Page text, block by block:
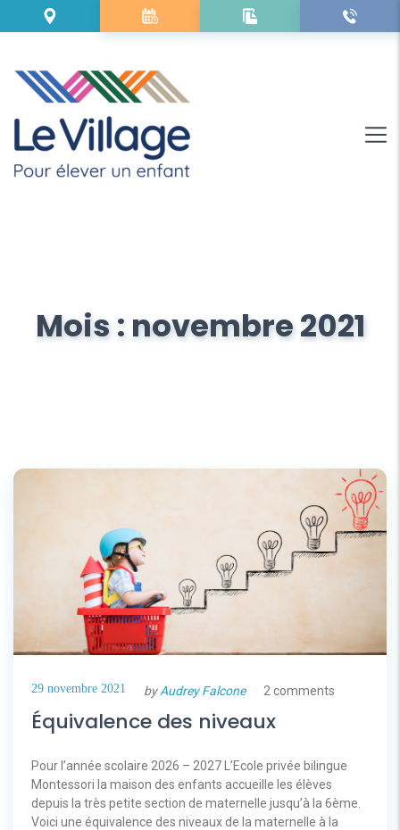
Mois : novembre 2021
29 novembre 2021 byAudrey Falcone 2 comments
Équivalence des niveaux
Pour l’année scolaire 2026 – 2027 L’Ecole privée bilingue
Montessori la maison des enfants accueille les élèves
depuis la très petite section de maternelle jusqu’à la 6ème.
Voici une équivalence des niveaux de la maternelle à la